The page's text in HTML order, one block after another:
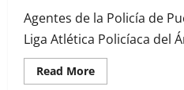
Agentes de la Policía de
Liga Atlética Policíaca del
Read MoreRead
more